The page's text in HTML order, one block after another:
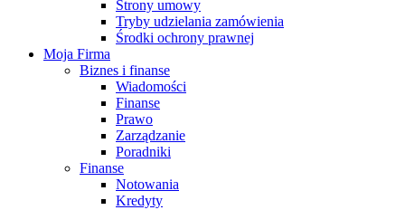
Strony umowy
Tryby udzielania zamówienia
Środki ochrony prawnej
Moja Firma
Biznes i finanse
Wiadomości
Finanse
Prawo
Zarządzanie
Poradniki
Finanse
Notowania
Kredyty